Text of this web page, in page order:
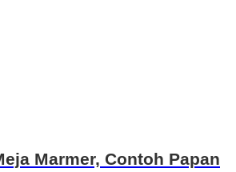
Marmer, Contoh Papan